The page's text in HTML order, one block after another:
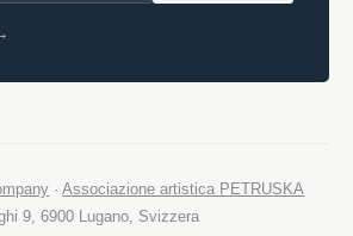
·Associazione artistica PETRUSKA
9, 6900 Lugano, Svizzera